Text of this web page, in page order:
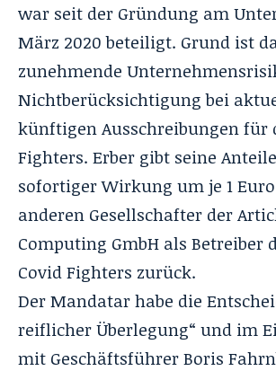
war seit der Gründung am
März 2020 beteiligt. Grund ist
zunehmende
Nichtberücksichtigung bei
künftigen Ausschreibungen für
Fighters. Erber gibt seine
sofortiger Wirkung um je 1
anderen Gesellschafter der
Computing GmbH als Betreiber
Covid Fighters zurück.
Der Mandatar habe die
reiflicher Überlegung“ und im
mit Geschäftsführer Boris